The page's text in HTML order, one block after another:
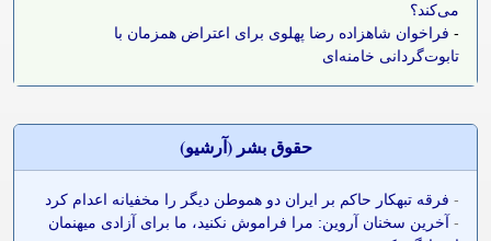
می‌کند؟
- فراخوان شاهزاده رضا پهلوی برای اعتراض همزمان با
تابوت‌گردانی خامنه‌ای
حقوق بشر (آرشيو)
- فرقه تبهکار حاکم بر ایران دو هموطن دیگر را مخفیانه اعدام کرد
- آخرین سخنان آروین: مرا فراموش نکنید، ما برای آزادی میهنمان